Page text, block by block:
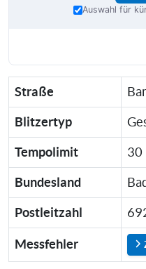
Auswahl für
Straße
Blitzertyp
Tempolimit 30
Bundesland
Postleitzahl
Messfehler